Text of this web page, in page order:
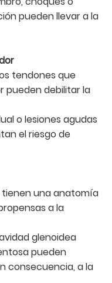
pueden llevar a la
tendones que
pueden debilitar la
o lesiones agudas
el riesgo de
tienen una anatomía
a la
glenoidea
pueden
consecuencia, a la